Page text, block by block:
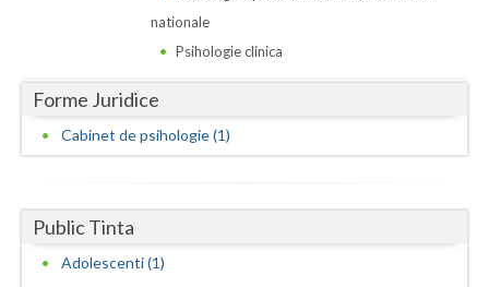
Galati
Giurgiu
Harghita
nationale
Psihologie clinica
Forme Juridice
Cabinet de psihologie (1)
Public Tinta
Adolescenti (1)